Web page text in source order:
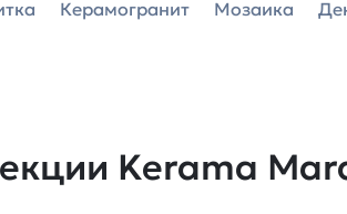
Керамогранит Мозаика
Kerama